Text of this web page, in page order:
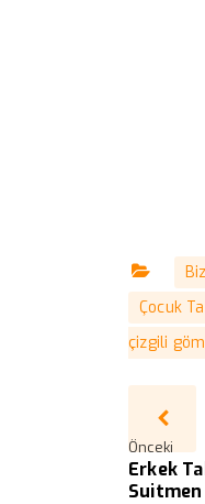
Çocuk
çizgili
Önceki
Erkek